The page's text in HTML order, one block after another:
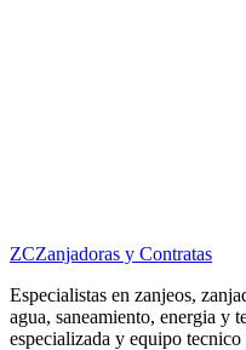
ZCZanjadoras y Contratas
Especialistas en zanjeos,
agua, saneamiento, energia y
especializada y equipo